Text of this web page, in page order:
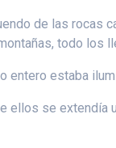
de las rocas
todo los
entero estaba
ellos se extendía